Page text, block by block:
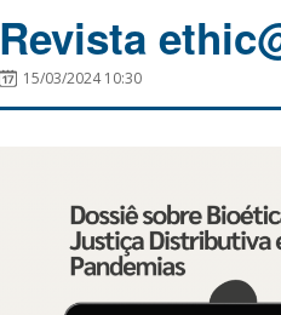
Revista
15/03/2024 10:30